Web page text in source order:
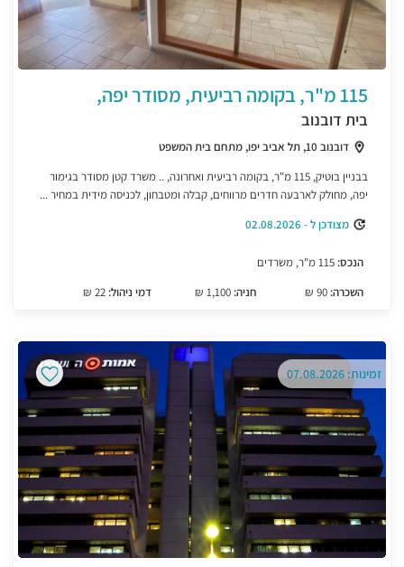
115 מ"ר, בקומה רביעית, מסודר יפה,
בית דובנוב
דובנוב 10, תל אביב יפו, מתחם בית המשפט
בבניין בוטיק, 115 מ"ר, בקומה רביעית ואחרונה, .. משרד קטן מסודר בגימור
יפה, מחולק לארבעה חדרים מרווחים, קבלה ומטבחון, לכניסה מידית במחיר ...
מצודכן ל - 02.08.2026
הנכס:
השכרה:
חניה: דמי ניהול: 22 ₪
זמינות: 07.08.2026